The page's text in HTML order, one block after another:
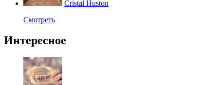
Cristal Huston
Смотреть
Интересное